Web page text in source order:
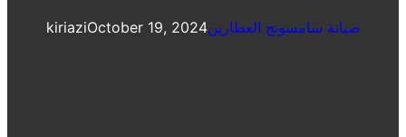
kiriaziOctober 19, 2024صيانة سامسونج العطارين